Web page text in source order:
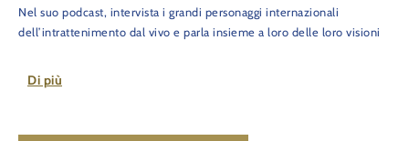
Nel suo podcast, intervista i grandi personaggi internazionali
dell’intrattenimento dal vivo e parla insieme a loro delle loro visioni
garantisce approfondimenti unici e tanti aneddoti roccamboleschi.
canale YouTube dello Studio78
Di più